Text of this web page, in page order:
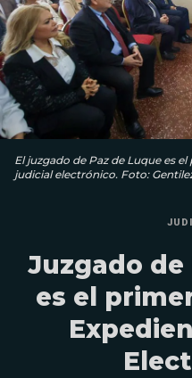
El juzgado de Paz de Luque es
judicial electrónico. Foto:
Juzgado de
es el